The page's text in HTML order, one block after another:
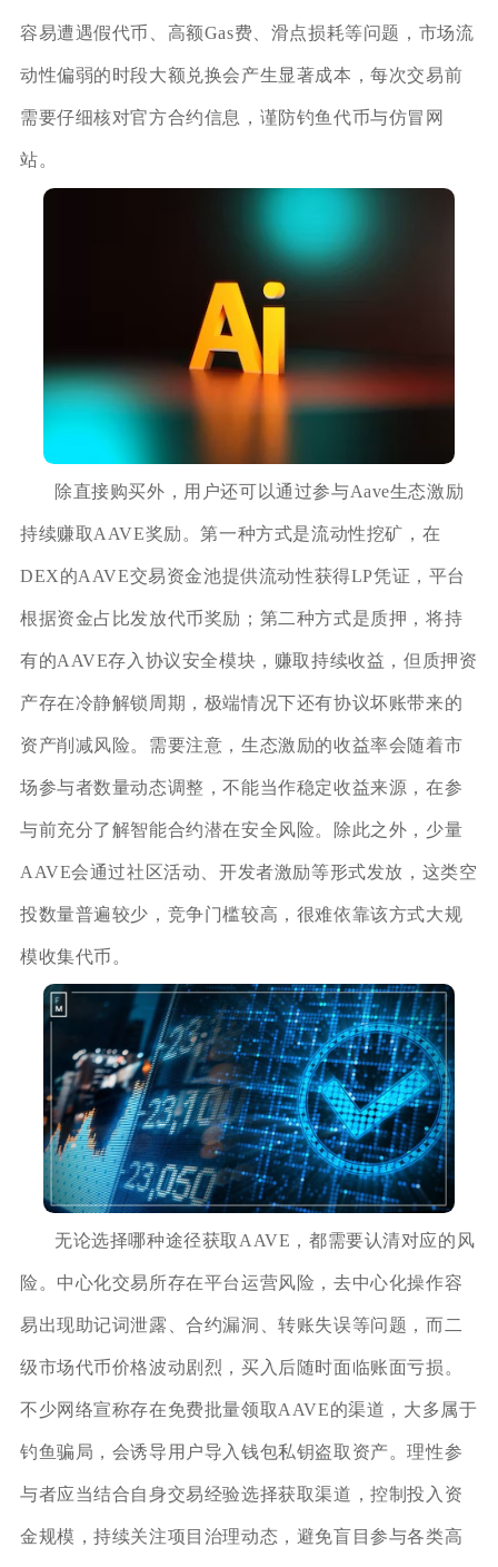
容易遭遇假代币、高额Gas费、滑点损耗等问题，市场流
动性偏弱的时段大额兑换会产生显著成本，每次交易前
需要仔细核对官方合约信息，谨防钓鱼代币与仿冒网
站。
除直接购买外，用户还可以通过参与Aave生态激励
持续赚取AAVE奖励。第一种方式是流动性挖矿，在
DEX的AAVE交易资金池提供流动性获得LP凭证，平台
根据资金占比发放代币奖励；第二种方式是质押，将持
有的AAVE存入协议安全模块，赚取持续收益，但质押资
产存在冷静解锁周期，极端情况下还有协议坏账带来的
资产削减风险。需要注意，生态激励的收益率会随着市
场参与者数量动态调整，不能当作稳定收益来源，在参
与前充分了解智能合约潜在安全风险。除此之外，少量
AAVE会通过社区活动、开发者激励等形式发放，这类空
投数量普遍较少，竞争门槛较高，很难依靠该方式大规
模收集代币。
无论选择哪种途径获取AAVE，都需要认清对应的风
险。中心化交易所存在平台运营风险，去中心化操作容
易出现助记词泄露、合约漏洞、转账失误等问题，而二
级市场代币价格波动剧烈，买入后随时面临账面亏损。
不少网络宣称存在免费批量领取AAVE的渠道，大多属于
钓鱼骗局，会诱导用户导入钱包私钥盗取资产。理性参
与者应当结合自身交易经验选择获取渠道，控制投入资
金规模，持续关注项目治理动态，避免盲目参与各类高